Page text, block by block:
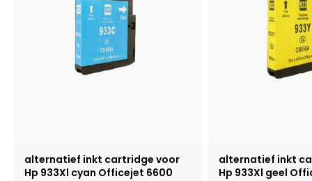
alternatief inkt cartridge voor
Hp 933Xl cyan Officejet 6600
alternatief inkt
Hp 933Xl geel